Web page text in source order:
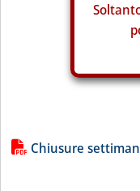
Lista allegati
Chiusure